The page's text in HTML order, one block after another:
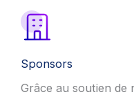
Sponsors
Grâce au soutien de